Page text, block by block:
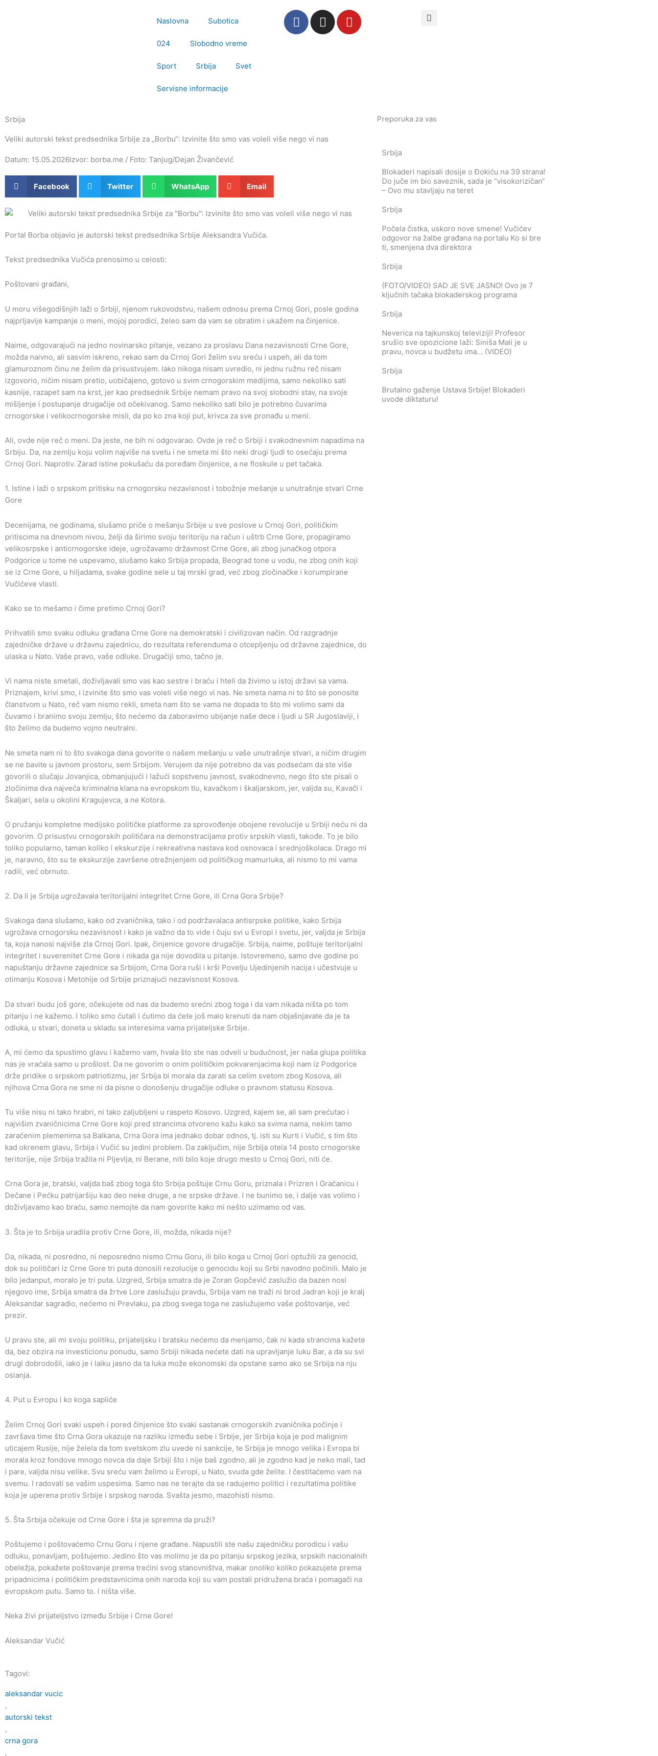
Naslovna Subotica
024 Slobodno vreme
Sport Srbija Svet
Servisne informacije
F
a
I
n
Y
o
Srbija
Veliki autorski tekst predsednika Srbije za „Borbu“: Izvinite što smo vas voleli više nego vi nas
Datum: 15.05.2026Izvor: borba.me / Foto: Tanjug/Dejan Živančević
Facebook Twitter WhatsApp Email
Portal Borba objavio je autorski tekst predsednika Srbije Aleksandra Vučića.
Tekst predsednika Vučića prenosimo u celosti:
Poštovani građani,
U moru višegodišnjih laži o Srbiji, njenom rukovodstvu, našem odnosu prema Crnoj Gori, posle godina
najprljavije kampanje o meni, mojoj porodici, želeo sam da vam se obratim i ukažem na činjenice.
Naime, odgovarajući na jedno novinarsko pitanje, vezano za proslavu Dana nezavisnosti Crne Gore,
možda naivno, ali sasvim iskreno, rekao sam da Crnoj Gori želim svu sreću i uspeh, ali da tom
glamuroznom činu ne želim da prisustvujem. Iako nikoga nisam uvredio, ni jednu ružnu reč nisam
izgovorio, ničim nisam pretio, uobičajeno, gotovo u svim crnogorskim medijima, samo nekoliko sati
kasnije, razapet sam na krst, jer kao predsednik Srbije nemam pravo na svoj slobodni stav, na svoje
mišljenje i postupanje drugačije od očekivanog. Samo nekoliko sati bilo je potrebno čuvarima
crnogorske i velikocrnogorske misli, da po ko zna koji put, krivca za sve pronađu u meni.
Ali, ovde nije reč o meni. Da jeste, ne bih ni odgovarao. Ovde je reč o Srbiji i svakodnevnim napadima na
Srbiju. Da, na zemlju koju volim najviše na svetu i ne smeta mi što neki drugi ljudi to osećaju prema
Crnoj Gori. Naprotiv. Zarad istine pokušaću da poređam činjenice, a ne floskule u pet tačaka.
1. Istine i laži o srpskom pritisku na crnogorsku nezavisnost i tobožnje mešanje u unutrašnje stvari Crne
Gore
Decenijama, ne godinama, slušamo priče o mešanju Srbije u sve poslove u Crnoj Gori, političkim
pritiscima na dnevnom nivou, želji da širimo svoju teritoriju na račun i uštrb Crne Gore, propagiramo
velikosrpske i anticrnogorske ideje, ugrožavamo državnost Crne Gore, ali zbog junačkog otpora
Podgorice u tome ne uspevamo, slušamo kako Srbija propada, Beograd tone u vodu, ne zbog onih koji
se iz Crne Gore, u hiljadama, svake godine sele u taj mrski grad, već zbog zločinačke i korumpirane
Vučićeve vlasti.
Kako se to mešamo i čime pretimo Crnoj Gori?
Prihvatili smo svaku odluku građana Crne Gore na demokratski i civilizovan način. Od razgradnje
zajedničke države u državnu zajednicu, do rezultata referenduma o otcepljenju od državne zajednice, do
ulaska u Nato. Vaše pravo, vaše odluke. Drugačiji smo, tačno je.
Vi nama niste smetali, doživljavali smo vas kao sestre i braću i hteli da živimo u istoj državi sa vama.
Priznajem, krivi smo, i izvinite što smo vas voleli više nego vi nas. Ne smeta nama ni to što se ponosite
članstvom u Nato, reč vam nismo rekli, smeta nam što se vama ne dopada to što mi volimo sami da
čuvamo i branimo svoju zemlju, što nećemo da zaboravimo ubijanje naše dece i ljudi u SR Jugoslaviji, i
što želimo da budemo vojno neutralni.
Ne smeta nam ni to što svakoga dana govorite o našem mešanju u vaše unutrašnje stvari, a ničim drugim
se ne bavite u javnom prostoru, sem Srbijom. Verujem da nije potrebno da vas podsećam da ste više
govorili o slučaju Jovanjica, obmanjujući i lažući sopstvenu javnost, svakodnevno, nego što ste pisali o
zločinima dva najveća kriminalna klana na evropskom tlu, kavačkom i škaljarskom, jer, valjda su, Kavači i
Škaljari, sela u okolini Kragujevca, a ne Kotora.
O pružanju kompletne medijsko političke platforme za sprovođenje obojene revolucije u Srbiji neću ni da
govorim. O prisustvu crnogorskih političara na demonstracijama protiv srpskih vlasti, takođe. To je bilo
toliko popularno, taman koliko i ekskurzije i rekreativna nastava kod osnovaca i srednjoškolaca. Drago mi
je, naravno, što su te ekskurzije završene otrežnjenjem od političkog mamurluka, ali nismo to mi vama
radili, već obrnuto.
2. Da li je Srbija ugrožavala teritorijalni integritet Crne Gore, ili Crna Gora Srbije?
Svakoga dana slušamo, kako od zvaničnika, tako i od podržavalaca antisrpske politike, kako Srbija
ugrožava crnogorsku nezavisnost i kako je važno da to vide i čuju svi u Evropi i svetu, jer, valjda je Srbija
ta, koja nanosi najviše zla Crnoj Gori. Ipak, činjenice govore drugačije. Srbija, naime, poštuje teritorijalni
integritet i suverenitet Crne Gore i nikada ga nije dovodila u pitanje. Istovremeno, samo dve godine po
napuštanju državne zajednice sa Srbijom, Crna Gora ruši i krši Povelju Ujedinjenih nacija i učestvuje u
otimanju Kosova i Metohije od Srbije priznajući nezavisnost Kosova.
Da stvari budu još gore, očekujete od nas da budemo srećni zbog toga i da vam nikada ništa po tom
pitanju i ne kažemo. I toliko smo ćutali i ćutimo da ćete još malo krenuti da nam objašnjavate da je ta
odluka, u stvari, doneta u skladu sa interesima vama prijateljske Srbije.
A, mi ćemo da spustimo glavu i kažemo vam, hvala što ste nas odveli u budućnost, jer naša glupa politika
nas je vraćala samo u prošlost. Da ne govorim o onim političkim pokvarenjacima koji nam iz Podgorice
drže pridike o srpskom patriotizmu, jer Srbija bi morala da zarati sa celim svetom zbog Kosova, ali
njihova Crna Gora ne sme ni da pisne o donošenju drugačije odluke o pravnom statusu Kosova.
Tu više nisu ni tako hrabri, ni tako zaljubljeni u raspeto Kosovo. Uzgred, kajem se, ali sam prećutao i
najvišim zvaničnicima Crne Gore koji pred strancima otvoreno kažu kako sa svima nama, nekim tamo
zaraćenim plemenima sa Balkana, Crna Gora ima jednako dobar odnos, tj. isti su Kurti i Vučić, s tim što
kad okrenem glavu, Srbija i Vučić su jedini problem. Da zaključim, nije Srbija otela 14 posto crnogorske
teritorije, nije Srbija tražila ni Pljevlja, ni Berane, niti bilo koje drugo mesto u Crnoj Gori, niti će.
Crna Gora je, bratski, valjda baš zbog toga što Srbija poštuje Crnu Goru, priznala i Prizren i Gračanicu i
Dečane i Pećku patrijaršiju kao deo neke druge, a ne srpske države. I ne bunimo se, i dalje vas volimo i
doživljavamo kao braću, samo nemojte da nam govorite kako mi nešto uzimamo od vas.
3. Šta je to Srbija uradila protiv Crne Gore, ili, možda, nikada nije?
Da, nikada, ni posredno, ni neposredno nismo Crnu Goru, ili bilo koga u Crnoj Gori optužili za genocid,
dok su političari iz Crne Gore tri puta donosili rezolucije o genocidu koji su Srbi navodno počinili. Malo je
bilo jedanput, moralo je tri puta. Uzgred, Srbija smatra da je Zoran Gopčević zaslužio da bazen nosi
njegovo ime, Srbija smatra da žrtve Lore zaslužuju pravdu, Srbija vam ne traži ni brod Jadran koji je kralj
Aleksandar sagradio, nećemo ni Prevlaku, pa zbog svega toga ne zaslužujemo vaše poštovanje, već
prezir.
U pravu ste, ali mi svoju politiku, prijateljsku i bratsku nećemo da menjamo, čak ni kada strancima kažete
da, bez obzira na investicionu ponudu, samo Srbiji nikada nećete dati na upravljanje luku Bar, a da su svi
drugi dobrodošli, iako je i laiku jasno da ta luka može ekonomski da opstane samo ako se Srbija na nju
oslanja.
4. Put u Evropu i ko koga sapliće
Želim Crnoj Gori svaki uspeh i pored činjenice što svaki sastanak crnogorskih zvaničnika počinje i
završava time što Crna Gora ukazuje na razliku između sebe i Srbije, jer Srbija koja je pod malignim
uticajem Rusije, nije želela da tom svetskom zlu uvede ni sankcije, te Srbija je mnogo velika i Evropa bi
morala kroz fondove mnogo novca da daje Srbiji što i nije baš zgodno, ali je zgodno kad je neko mali, tad
i pare, valjda nisu velike. Svu sreću vam želimo u Evropi, u Nato, svuda gde želite. I čestitaćemo vam na
svemu. I radovati se vašim uspesima. Samo nas ne terajte da se radujemo politici i rezultatima politike
koja je uperena protiv Srbije i srpskog naroda. Svašta jesmo, mazohisti nismo.
5. Šta Srbija očekuje od Crne Gore i šta je spremna da pruži?
Poštujemo i poštovaćemo Crnu Goru i njene građane. Napustili ste našu zajedničku porodicu i vašu
odluku, ponavljam, poštujemo. Jedino što vas molimo je da po pitanju srpskog jezika, srpskih nacionalnih
obeležja, pokažete poštovanje prema trećini svog stanovništva, makar onoliko koliko pokazujete prema
pripadnicima i političkim predstavnicima onih naroda koji su vam postali pridružena braća i pomagači na
evropskom putu. Samo to. I ništa više.
Neka živi prijateljstvo između Srbije i Crne Gore!
Aleksandar Vučić
Tagovi:
aleksandar vucic
,
autorski tekst
,
crna gora
,
Preporuka za vas
Srbija
Blokaderi napisali dosije o Đokiću na 39 strana!
Do juče im bio saveznik, sada je “visokorizičan“
– Ovo mu stavljaju na teret
Srbija
Počela čistka, uskoro nove smene! Vučićev
odgovor na žalbe građana na portalu Ko si bre
ti, smenjena dva direktora
Srbija
(FOTO/VIDEO) SAD JE SVE JASNO! Ovo je 7
ključnih tačaka blokaderskog programa
Srbija
Neverica na tajkunskoj televiziji! Profesor
srušio sve opozicione laži: Siniša Mali je u
pravu, novca u budžetu ima… (VIDEO)
Srbija
Brutalno gaženje Ustava Srbije! Blokaderi
uvode diktaturu!